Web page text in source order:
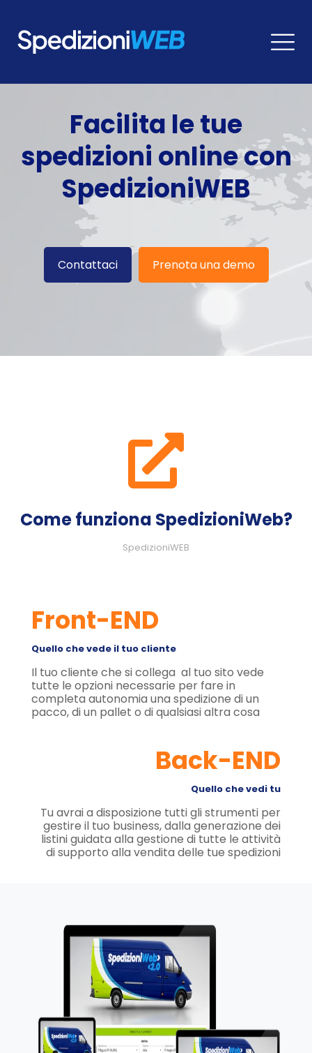
Facilita le tue
spedizioni online con
SpedizioniWEB
Contattaci Prenota una demo
Come funziona SpedizioniWeb?
SpedizioniWEB
Front-END
Quello che vede il tuo cliente
Il tuo cliente che si collega al tuo sito vede
tutte le opzioni necessarie per fare in
completa autonomia una spedizione di un
pacco, di un pallet o di qualsiasi altra cosa
Back-END
Quello che vedi tu
Tu avrai a disposizione tutti gli strumenti per
gestire il tuo business, dalla generazione dei
listini guidata alla gestione di tutte le attività
di supporto alla vendita delle tue spedizioni